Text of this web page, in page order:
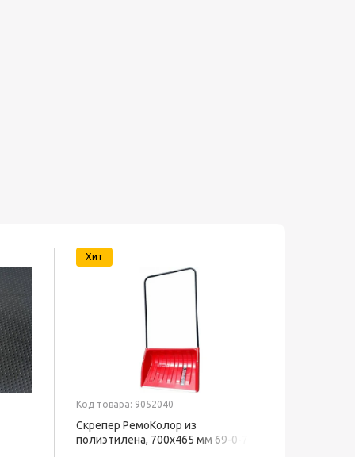
Хит
Код товара: 9052040
Скрепер РемоКолор из
полиэтилена, 700x465 мм 69-0-700